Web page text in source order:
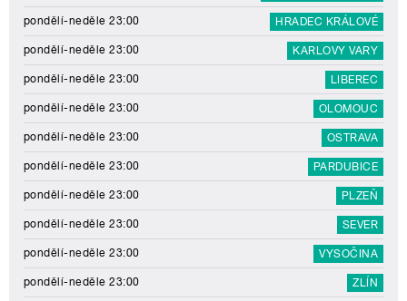
pondělí-neděle 23:00 HRADEC KRÁLOVÉ
pondělí-neděle 23:00 KARLOVY VARY
pondělí-neděle 23:00 LIBEREC
pondělí-neděle 23:00 OLOMOUC
pondělí-neděle 23:00 OSTRAVA
pondělí-neděle 23:00 PARDUBICE
pondělí-neděle 23:00 PLZEŇ
pondělí-neděle 23:00 SEVER
pondělí-neděle 23:00 VYSOČINA
pondělí-neděle 23:00 ZLÍN